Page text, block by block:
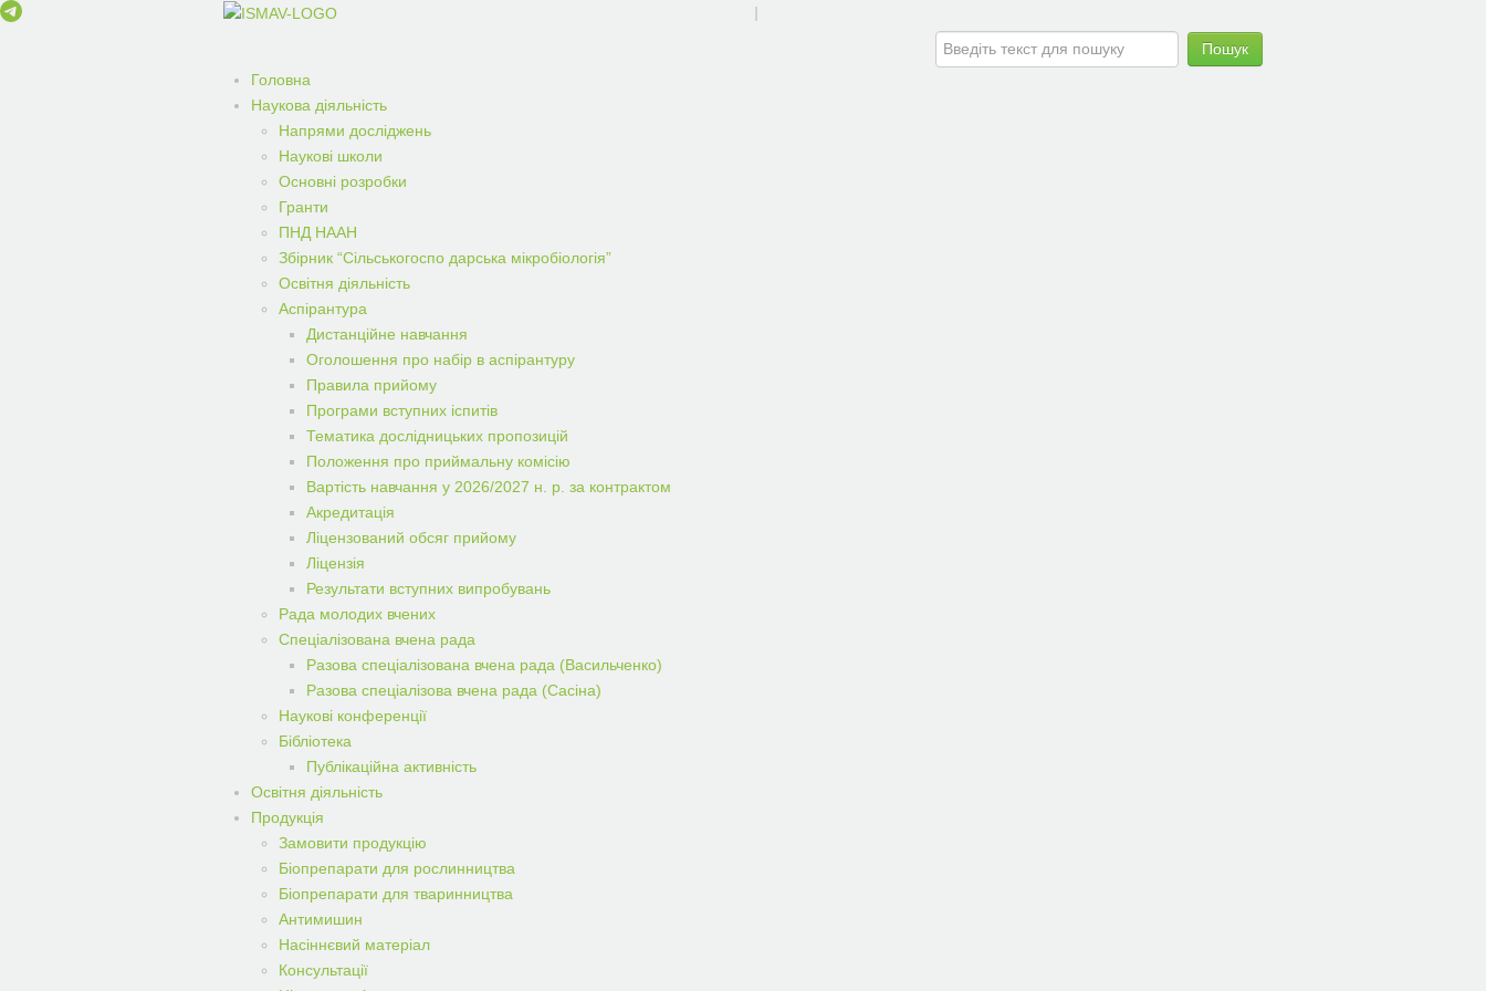
|
Головна
Наукова діяльність
Напрями досліджень
Наукові школи
Основні розробки
Гранти
ПНД НААН
Збірник “Сільськогоспо дарська мікробіологія”
Освітня діяльність
Аспірантура
Дистанційне навчання
Оголошення про набір в аспірантуру
Правила прийому
Програми вступних іспитів
Тематика дослідницьких пропозицій
Положення про приймальну комісію
Вартість навчання у 2026/2027 н. р. за контрактом
Акредитація
Ліцензований обсяг прийому
Ліцензія
Результати вступних випробувань
Рада молодих вчених
Спеціалізована вчена рада
Разова спеціалізована вчена рада (Васильченко)
Разова спеціалізова вчена рада (Сасіна)
Наукові конференції
Бібліотека
Публікаційна активність
Освітня діяльність
Продукція
Замовити продукцiю
Біопрепарати для рослинництва
Біопрепарати для тваринництва
Антимишин
Насіннєвий матеріал
Консультації